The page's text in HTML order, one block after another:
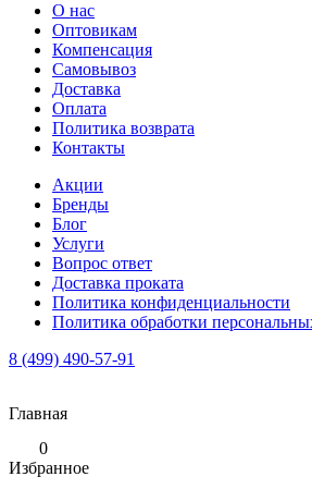
О нас
Оптовикам
Компенсация
Самовывоз
Доставка
Оплата
Политика возврата
Контакты
Акции
Бренды
Блог
Услуги
Вопрос ответ
Доставка проката
Политика конфиденциальности
Политика обработки
8 (499) 490-57-91
Главная
0
Избранное